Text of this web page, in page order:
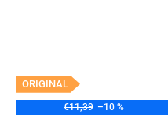
ORIGINAL
€11,39 –10 %